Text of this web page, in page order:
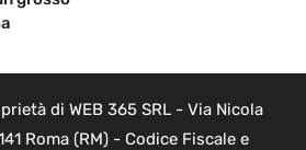
di WEB 365 SRL - Via Nicola
Roma (RM) - Codice Fiscale e